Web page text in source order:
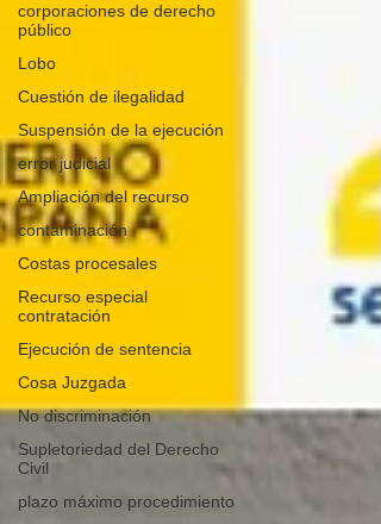
corporaciones de derecho
público
Lobo
Cuestión de ilegalidad
Suspensión de la ejecución
error judicial
Ampliación del recurso
contaminación
Costas procesales
Recurso especial
contratación
Ejecución de sentencia
Cosa Juzgada
No discriminación
Supletoriedad del Derecho
Civil
plazo máximo procedimiento